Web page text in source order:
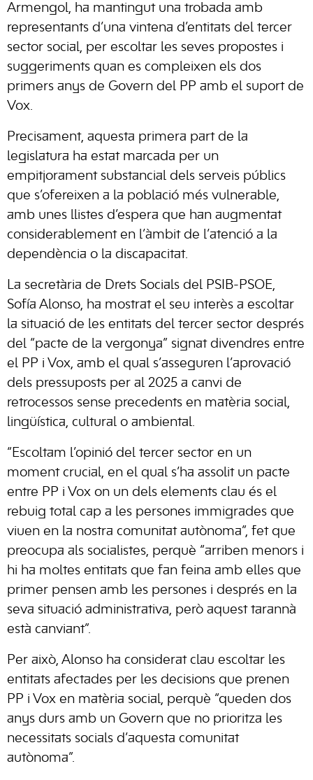
Armengol, ha mantingut una trobada amb
representants d’una vintena d’entitats del tercer
sector social, per escoltar les seves propostes i
suggeriments quan es compleixen els dos
primers anys de Govern del PP amb el suport de
Vox.
Precisament, aquesta primera part de la
legislatura ha estat marcada per un
empitjorament substancial dels serveis públics
que s’ofereixen a la població més vulnerable,
amb unes llistes d’espera que han augmentat
considerablement en l’àmbit de l’atenció a la
dependència o la discapacitat.
La secretària de Drets Socials del PSIB-PSOE,
Sofía Alonso, ha mostrat el seu interès a escoltar
la situació de les entitats del tercer sector després
del “pacte de la vergonya” signat divendres entre
el PP i Vox, amb el qual s’asseguren l’aprovació
dels pressuposts per al 2025 a canvi de
retrocessos sense precedents en matèria social,
lingüística, cultural o ambiental.
“Escoltam l’opinió del tercer sector en un
moment crucial, en el qual s’ha assolit un pacte
entre PP i Vox on un dels elements clau és el
rebuig total cap a les persones immigrades que
viuen en la nostra comunitat autònoma”, fet que
preocupa als socialistes, perquè “arriben menors i
hi ha moltes entitats que fan feina amb elles que
primer pensen amb les persones i després en la
seva situació administrativa, però aquest tarannà
està canviant”.
Per això, Alonso ha considerat clau escoltar les
entitats afectades per les decisions que prenen
PP i Vox en matèria social, perquè “queden dos
anys durs amb un Govern que no prioritza les
necessitats socials d’aquesta comunitat
autònoma”.